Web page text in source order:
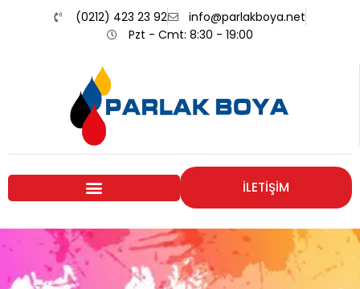
(0212) 423 23 92
info@parlakboya.net
Pzt - Cmt: 8:30 - 19:00
İLETİŞİM